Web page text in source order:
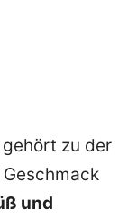
zu der
Geschmack
und